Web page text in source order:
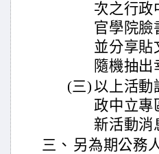
次之行政
官學院臉
並分享貼
隨機抽
(三) 以上活動
政中立專
新活動消
三、 另為期公務